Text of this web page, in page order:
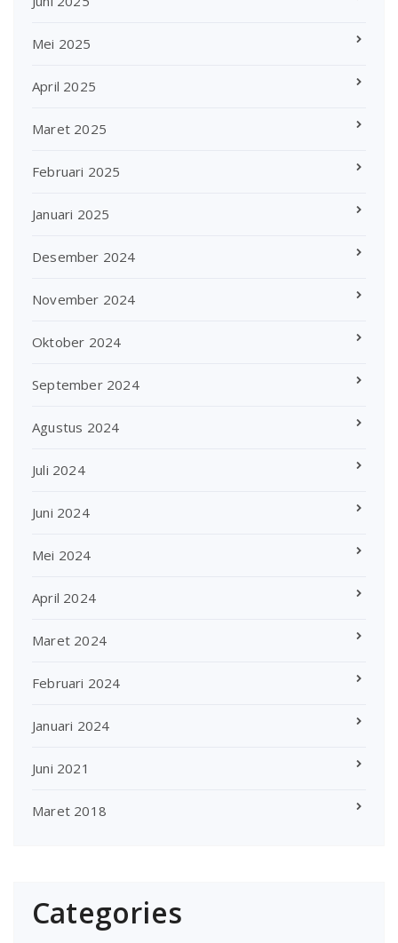
Mei 2025
April 2025
Maret 2025
Februari 2025
Januari 2025
Desember 2024
November 2024
Oktober 2024
September 2024
Agustus 2024
Juli 2024
Juni 2024
Mei 2024
April 2024
Maret 2024
Februari 2024
Januari 2024
Juni 2021
Maret 2018
Categories